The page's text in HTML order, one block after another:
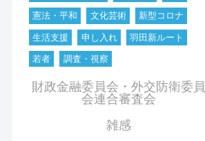
憲法・平和
文化芸術
新型コロナ
生活支援
申し入れ
羽田新ルート
若者
調査・視察
財政金融委員会・外交防衛委員
会連合審査会
雑感